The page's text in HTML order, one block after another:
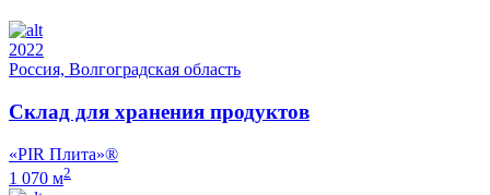
2022
Россия, Волгоградская область
Склад для хранения продуктов
«PIR Плита»®
1 070 м2